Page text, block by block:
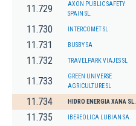
11.729
AXON PUBLIC SAFETY
SPAIN SL.
11.730 INTERCOMET SL
11.731 BUSBY SA
11.732 TRAVELPARK VIAJES SL
11.733
GREEN UNIVERSE
AGRICULTURE SL
11.734 HIDRO ENERGIA XANA SL.
11.735 IBEREOLICA LUBIAN SA